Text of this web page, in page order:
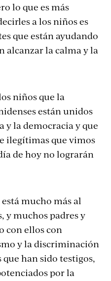
lo que es más
a los niños es
que están ayudando
alcanzar la calma y la
niños que la
están unidos
y la democracia y que
ilegítimas que vimos
de hoy no lograrán
mucho más al
y muchos padres y
con ellos con
y la discriminación
han sido testigos,
por la